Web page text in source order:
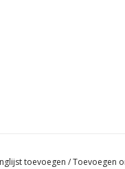
toevoegen /Toevoegen